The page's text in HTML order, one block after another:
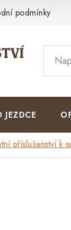
podmínky
JEZDCE
příslušenství k